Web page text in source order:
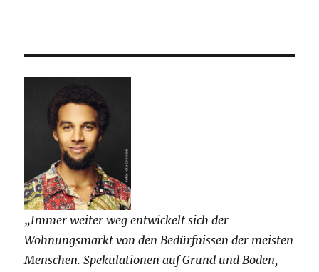
„Immer weiter weg entwickelt sich der
Wohnungsmarkt von den Bedürfnissen der meisten
Menschen. Spekulationen auf Grund und Boden,